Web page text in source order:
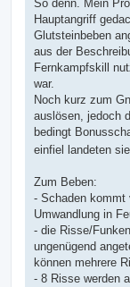
So denn. Mein
Hauptangriff
Glutsteinbeben
aus der
Fernkampfskill
war.
Noch kurz zum
auslösen, jedoch
bedingt
einfiel landeten
Zum Beben:
- Schaden kommt
Umwandlung in
- die Risse/
ungenügend
können mehrere
- 8 Risse werden